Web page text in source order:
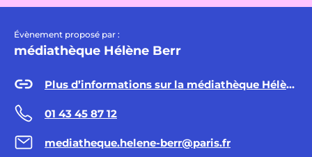
Évènement proposé par :
médiathèque Hélène Berr
Plus d’informations sur la médiathèque Hélène Berr
01 43 45 87 12
mediatheque.helene-berr@paris.fr